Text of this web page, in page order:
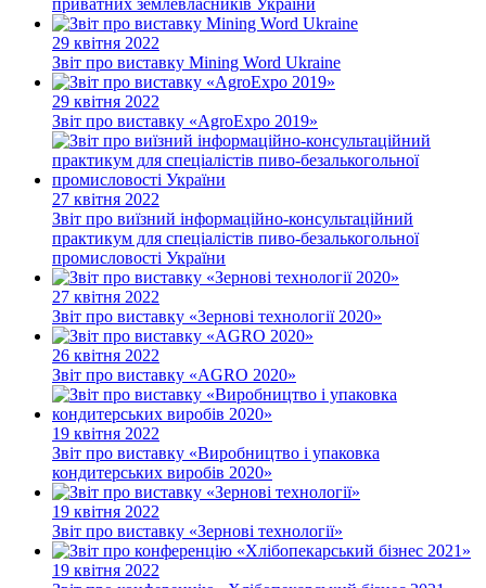
29 квітня 2022
Звіт про виставку Mining Word Ukraine
29 квітня 2022
Звіт про виставку «AgroExpo 2019»
27 квітня 2022
Звіт про виїзний інформаційно-консультаційний
практикум для спеціалістів пиво-безалькогольної
промисловості України
27 квітня 2022
Звіт про виставку «Зернові технології 2020»
26 квітня 2022
Звіт про виставку «AGRO 2020»
19 квітня 2022
Звіт про виставку «Виробництво і упаковка
кондитерських виробів 2020»
19 квітня 2022
Звіт про виставку «Зернові технології»
19 квітня 2022